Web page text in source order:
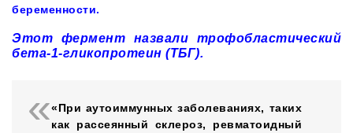
беременности.
Этот фермент назвали трофобластический
бета-1-гликопротеин (ТБГ).
«При аутоиммунных заболеваниях, таких
как рассеянный склероз, ревматоидный